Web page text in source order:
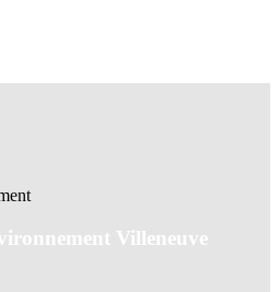
Villeneuve